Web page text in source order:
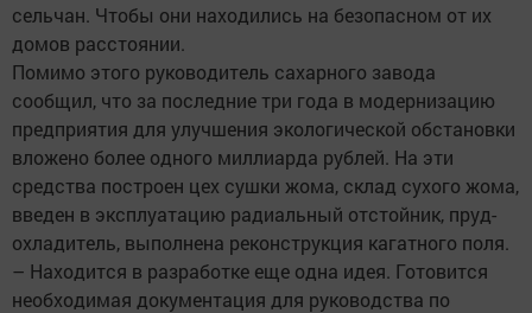
сельчан. Чтобы они находились на безопасном от их
домов расстоянии.
Помимо этого руководитель сахарного завода
сообщил, что за последние три года в модернизацию
предприятия для улучшения экологической обстановки
вложено более одного миллиарда рублей. На эти
средства построен цех сушки жома, склад сухого жома,
введен в эксплуатацию радиальный отстойник, пруд-
охладитель, выполнена реконструкция кагатного поля.
– Находится в разработке еще одна идея. Готовится
необходимая документация для руководства по